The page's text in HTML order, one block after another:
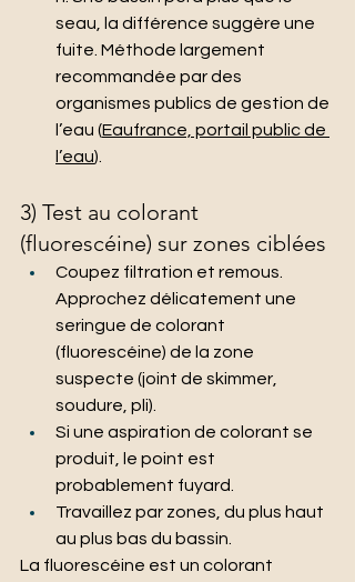
seau, la différence suggère une
fuite. Méthode largement
recommandée par des
organismes publics de gestion de
l’eau (Eaufrance, portail public de
l’eau).
3) Test au colorant
(fluorescéine) sur zones ciblées
Coupez filtration et remous.
Approchez délicatement une
seringue de colorant
(fluorescéine) de la zone
suspecte (joint de skimmer,
soudure, pli).
Si une aspiration de colorant se
produit, le point est
probablement fuyard.
Travaillez par zones, du plus haut
au plus bas du bassin.
La fluorescéine est un colorant